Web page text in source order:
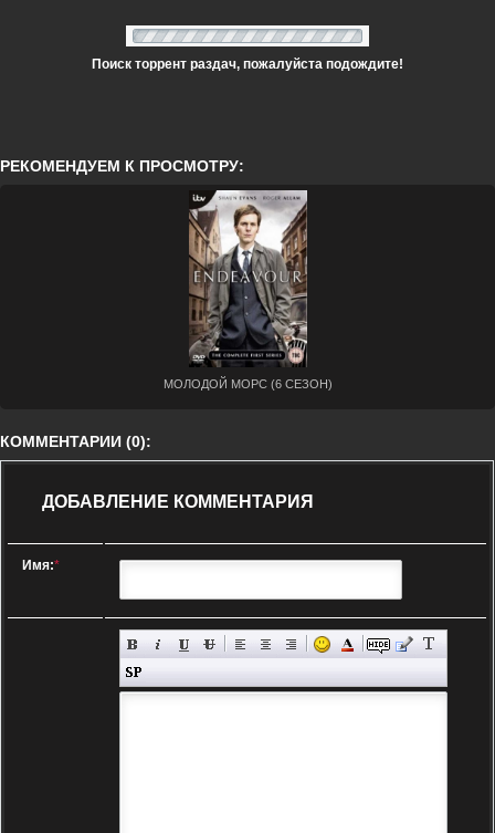
Поиск торрент раздач, пожалуйста подождите!
РЕКОМЕНДУЕМ К ПРОСМОТРУ:
МОЛОДОЙ МОРС (6 СЕЗОН)
КОММЕНТАРИИ (0):
ДОБАВЛЕНИЕ КОММЕНТАРИЯ
Имя:*